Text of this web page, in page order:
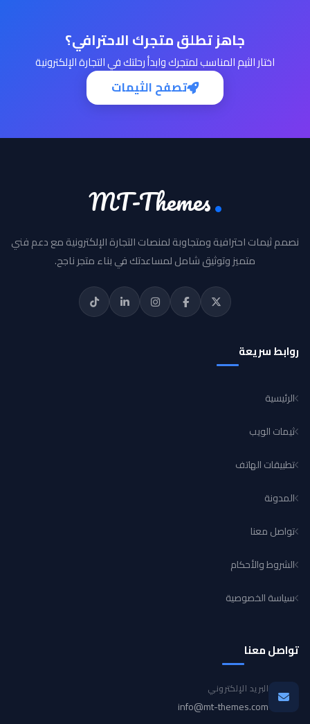
جاهز تطلق متجرك الاحترافي؟
اختار الثيم المناسب لمتجرك وابدأ رحلتك في التجارة الإلكترونية
تصفح الثيمات
MT-Themes
نصمم ثيمات احترافية ومتجاوبة لمنصات التجارة الإلكترونية مع دعم فني
متميز وتوثيق شامل لمساعدتك في بناء متجر ناجح.
روابط سريعة
الرئيسية
ثيمات الويب
تطبيقات الهاتف
المدونة
تواصل معنا
الشروط والأحكام
سياسة الخصوصية
تواصل معنا
البريد الإلكتروني
info@mt-themes.com